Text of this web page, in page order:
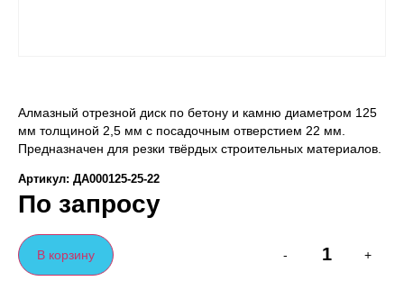
Алмазный отрезной диск по бетону и камню диаметром 125
мм толщиной 2,5 мм с посадочным отверстием 22 мм.
Предназначен для резки твёрдых строительных материалов.
Артикул: ДА000125-25-22
По запросу
- +
В корзину